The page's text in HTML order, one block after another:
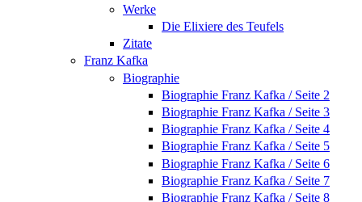
Werke
Die Elixiere des Teufels
Zitate
Franz Kafka
Biographie
Biographie Franz Kafka / Seite 2
Biographie Franz Kafka / Seite 3
Biographie Franz Kafka / Seite 4
Biographie Franz Kafka / Seite 5
Biographie Franz Kafka / Seite 6
Biographie Franz Kafka / Seite 7
Biographie Franz Kafka / Seite 8